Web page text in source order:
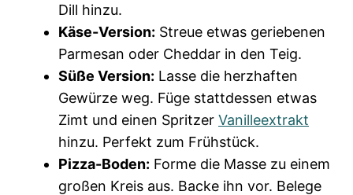
Dill hinzu.
Käse-Version: Streue etwas geriebenen
Parmesan oder Cheddar in den Teig.
Süße Version: Lasse die herzhaften
Gewürze weg. Füge stattdessen etwas
Zimt und einen Spritzer Vanilleextrakt
hinzu. Perfekt zum Frühstück.
Pizza-Boden: Forme die Masse zu einem
großen Kreis aus. Backe ihn vor. Belege